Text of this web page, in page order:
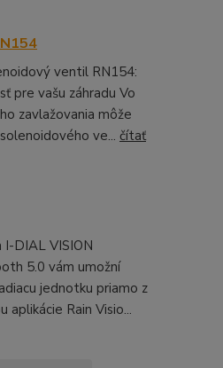
ventil RN154:
pre vašu záhradu Vo
zavlažovania môže
ve... čítať
I-DIAL VISION
5.0 vám umožní
jednotku priamo z
Rain Visio...